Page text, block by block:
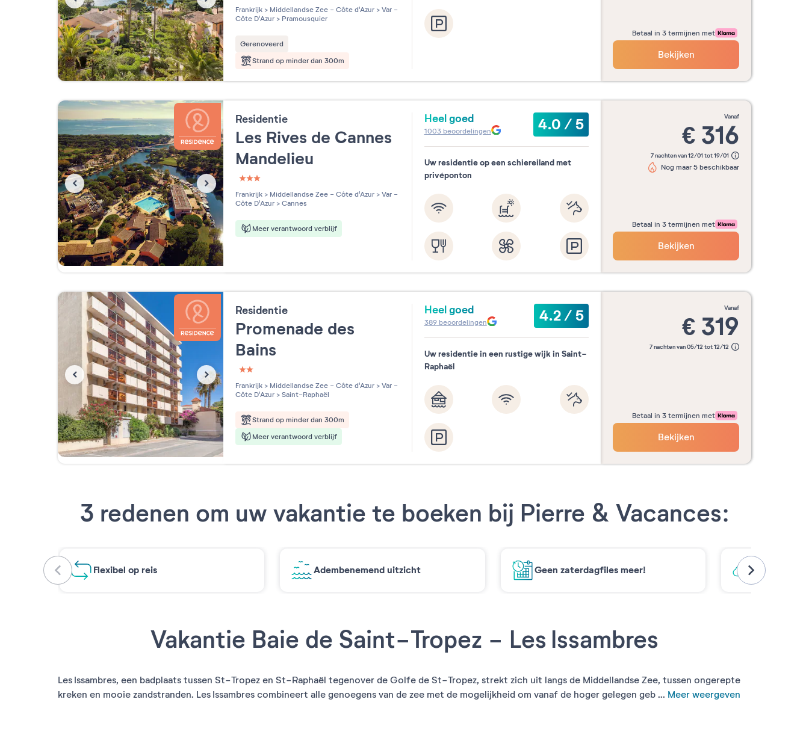
Vakantie Baie de Saint-Tropez - Les Issambres
Les Issambres, een badplaats tussen St-Tropez en St-Raphaël tegenover de Golfe de St-Tropez, strekt zich uit langs de Middellandse Zee, tussen ongerepte
kreken en mooie zandstranden. Les Issambres combineert alle genoegens van de zee met de mogelijkheid om vanaf de hoger gelegen geb ... Meer weergeven
3 étoiles sur 5
Frankrijk > Middellandse Zee - Côte d'Azur > Var -
Côte D'Azur > Pramousquier
Gerenoveerd
Strand op minder dan 300m
Betaal in 3 termijnen met
Bekijken
Residentie
Les Rives de Cannes
Mandelieu
3 étoiles sur 5
Frankrijk > Middellandse Zee - Côte d'Azur > Var -
Côte D'Azur > Cannes
Meer verantwoord verblijf
Heel goed 4.0/5
1003beoordelingen
Uw residentie op een schiereiland met
privéponton
vanaf
€ 316
7 nachten van 12/01 tot 19/01
Nog maar 5 beschikbaar
Betaal in 3 termijnen met
Bekijken
Residentie
Promenade des
Bains
2 étoiles sur 5
Frankrijk > Middellandse Zee - Côte d'Azur > Var -
Côte D'Azur > Saint-Raphaël
Strand op minder dan 300m
Meer verantwoord verblijf
Heel goed 4.2/5
389beoordelingen
Uw residentie in een rustige wijk in Saint-
Raphaël
vanaf
€ 319
7 nachten van 05/12 tot 12/12
Betaal in 3 termijnen met
Bekijken
3 redenen om uw vakantie te boeken bij Pierre & Vacances:
Flexibel op reis Adembenemend uitzicht Geen zaterdagfiles meer!